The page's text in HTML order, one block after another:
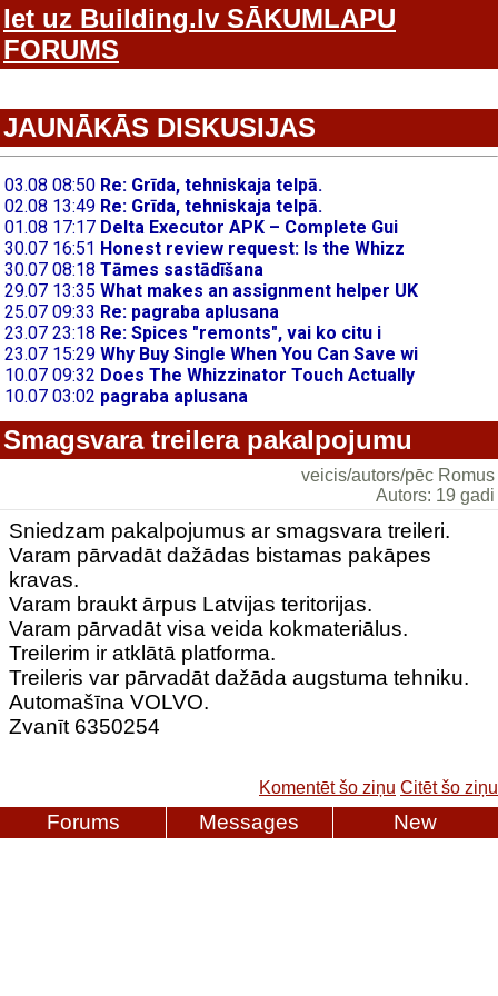
Iet uz Building.lv SĀKUMLAPU
FORUMS
JAUNĀKĀS DISKUSIJAS
Smagsvara treilera pakalpojumu
veicis/autors/pēc Romus
Autors: 19 gadi
Sniedzam pakalpojumus ar smagsvara treileri.
Varam pārvadāt dažādas bistamas pakāpes
kravas.
Varam braukt ārpus Latvijas teritorijas.
Varam pārvadāt visa veida kokmateriālus.
Treilerim ir atklātā platforma.
Treileris var pārvadāt dažāda augstuma tehniku.
Automašīna VOLVO.
Zvanīt 6350254
Komentēt šo ziņu Citēt šo ziņu
Forums Messages New